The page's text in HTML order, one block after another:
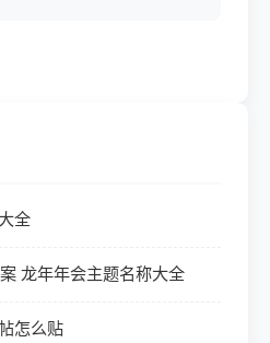
全
龙年年会主题名称大全
怎么贴